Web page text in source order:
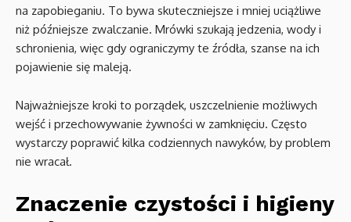
na zapobieganiu. To bywa skuteczniejsze i mniej uciążliwe
niż późniejsze zwalczanie. Mrówki szukają jedzenia, wody i
schronienia, więc gdy ograniczymy te źródła, szanse na ich
pojawienie się maleją.
Najważniejsze kroki to porządek, uszczelnienie możliwych
wejść i przechowywanie żywności w zamknięciu. Często
wystarczy poprawić kilka codziennych nawyków, by problem
nie wracał.
Znaczenie czystości i higieny